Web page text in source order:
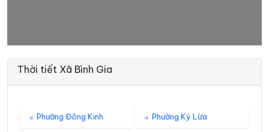
Thời tiết Xã Bình Gia
Phường Đông Kinh Phường Kỳ Lừa